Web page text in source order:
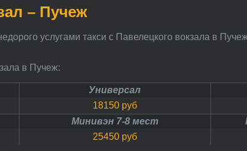
– Пучеж
в Пучеж:
Универсал
18150 руб
Минивэн 7-8 мест
25450 руб